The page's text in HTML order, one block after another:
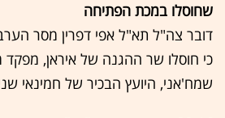
שחוסלו במכת הפתיחה
דובר צה"ל תא"ל אפי דפרין מסר
כי חוסלו שר ההגנה של איראן,
שמח'אני, היועץ הבכיר של חמינאי